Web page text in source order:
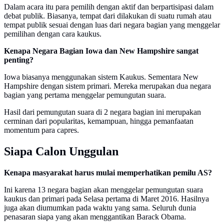
Dalam acara itu para pemilih dengan aktif dan berpartisipasi dalam
debat publik. Biasanya, tempat dari dilakukan di suatu rumah atau
tempat publik sesuai dengan luas dari negara bagian yang menggelar
pemilihan dengan cara kaukus.
Kenapa Negara Bagian Iowa dan New Hampshire sangat
penting?
Iowa biasanya menggunakan sistem Kaukus. Sementara New
Hampshire dengan sistem primari. Mereka merupakan dua negara
bagian yang pertama menggelar pemungutan suara.
Hasil dari pemungutan suara di 2 negara bagian ini merupakan
cerminan dari popularitas, kemampuan, hingga pemanfaatan
momentum para capres.
Siapa Calon Unggulan
Kenapa masyarakat harus mulai memperhatikan pemilu AS?
Ini karena 13 negara bagian akan menggelar pemungutan suara
kaukus dan primari pada Selasa pertama di Maret 2016. Hasilnya
juga akan diumumkan pada waktu yang sama. Seluruh dunia
penasaran siapa yang akan menggantikan Barack Obama.